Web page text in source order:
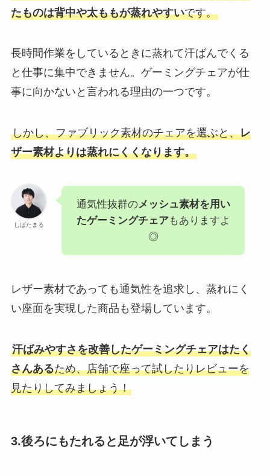
たものは背中や太ももが蒸れやすいです。
長時間作業をしているときに蒸れて汗ばんでくる
と仕事に集中できません。ゲーミングチェアが仕
事に向かないと言われる理由の一つです。
しかし、ファブリック素材のチェアを選ぶと、レ
ザー素材よりは蒸れにくくなります。
しばたまる
通気性抜群のメッシュ素材を用い
たゲーミングチェアもありますよ
◎
レザー素材であっても通気性を追求し、蒸れにく
い座面を実現した商品も登場しています。
汗ばみやすさを改善したゲーミングチェアはたく
さんあるため、店舗で座って試したりレビューを
見たりしてみましょう！
3.後ろにもたれると足が浮いてしまう